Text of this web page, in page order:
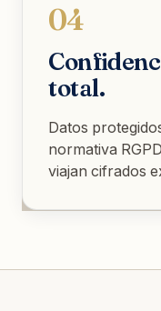
04
total.
Datos
normativa
viajan cifrados